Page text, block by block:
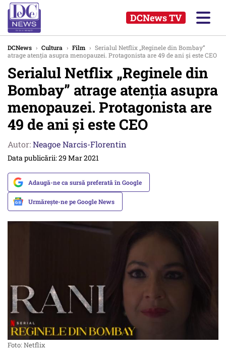
DCNews TV
DCNews › Cultura › Film › Serialul Netflix „Reginele din Bombay”
atrage atenția asupra menopauzei. Protagonista are 49 de ani și este CEO
Serialul Netflix „Reginele din
Bombay” atrage atenția asupra
menopauzei. Protagonista are
49 de ani și este CEO
Autor:Neagoe Narcis-Florentin
Data publicării: 29 Mar 2021
Adaugă-ne ca sursă preferată în Google
Urmărește-ne pe Google News
Foto: Netflix